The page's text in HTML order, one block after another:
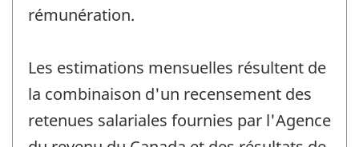
rémunération.
Les estimations mensuelles résultent de
la combinaison d'un recensement des
retenues salariales fournies par l'Agence